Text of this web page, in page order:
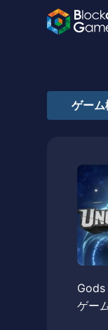
ゲーム
Gods
ゲー